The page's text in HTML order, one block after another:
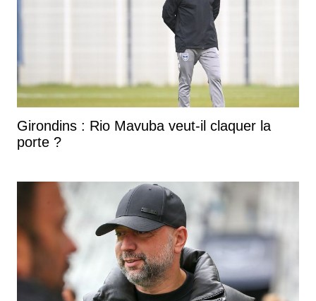
Girondins : Rio Mavuba veut-il claquer la
porte ?